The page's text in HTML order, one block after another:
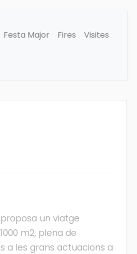
Festa Major Fires
Visites
un viatge
m2, plena de
a les grans actuacions a